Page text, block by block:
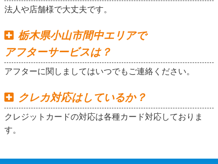
法人や店舗様で大丈夫です。
栃木県小山市間中エリアで
アフターサービスは？
アフターに関しましてはいつでもご連絡ください。
クレカ対応はしているか？
クレジットカードの対応は各種カード対応しておりま
す。